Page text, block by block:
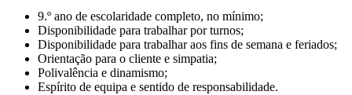
9.º ano de escolaridade completo, no mínimo;
Disponibilidade para trabalhar por turnos;
Disponibilidade para trabalhar aos fins de semana e feriados;
Orientação para o cliente e simpatia;
Polivalência e dinamismo;
Espírito de equipa e sentido de responsabilidade.